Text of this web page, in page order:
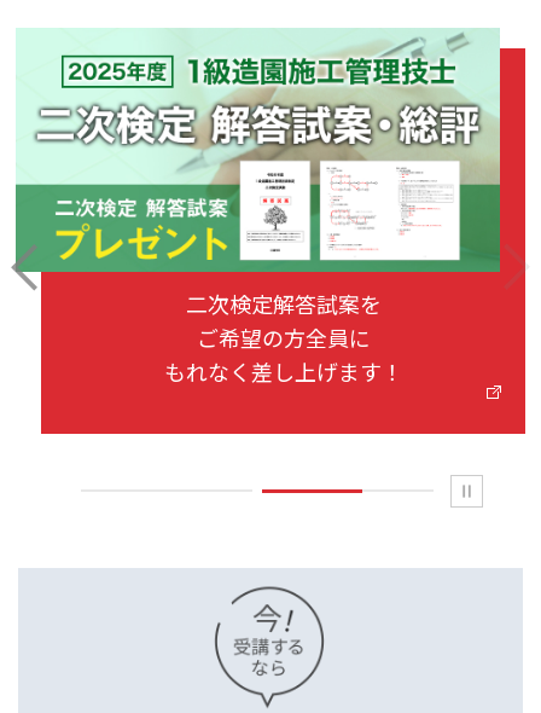
PREV
二次検定解答試案を
ご希望の方全員に
もれなく差し上げます！